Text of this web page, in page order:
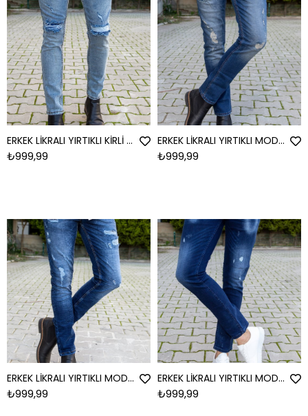
ERKEK LİKRALI YIRTIKLI KİRLİ GRİ JEAN YIRTIKLI KİRLİ GRİ
₺999,99
ERKEK LİKRALI YIRTIKLI MODEL 1 JEAN YIRTIKLI MODEL 1
₺999,99
ERKEK LİKRALI YIRTIKLI MODEL 2 JEAN YIRTIKLI MODEL 2
₺999,99
ERKEK LİKRALI YIRTIKLI MODEL 3 JEAN YIRTIKLI MODEL 3
₺999,99